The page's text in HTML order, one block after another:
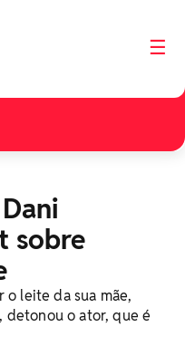
☰
sobre
o leite da sua mãe,
detonou o ator, que é